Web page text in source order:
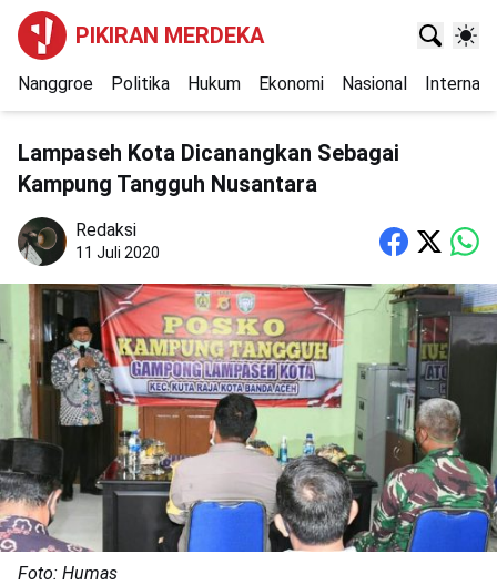
PIKIRAN MERDEKA
Nanggroe Politika Hukum Ekonomi Nasional
Lampaseh Kota Dicanangkan Sebagai
Kampung Tangguh Nusantara
Redaksi
11 Juli 2020
Foto: Humas